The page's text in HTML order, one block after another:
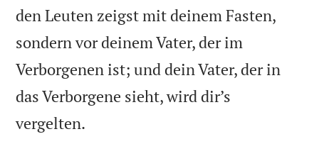
den Leuten zeigst mit deinem Fasten,
sondern vor deinem Vater, der im
Verborgenen ist; und dein Vater, der in
das Verborgene sieht, wird dir’s
vergelten.